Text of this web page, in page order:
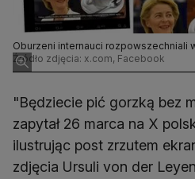
Oburzeni internauci rozpowszechniali
Źródło zdjęcia: x.com, Facebook
"Będziecie pić gorzką bez
zapytał 26 marca na X
ilustrując post zrzutem
zdjęcia Ursuli von der